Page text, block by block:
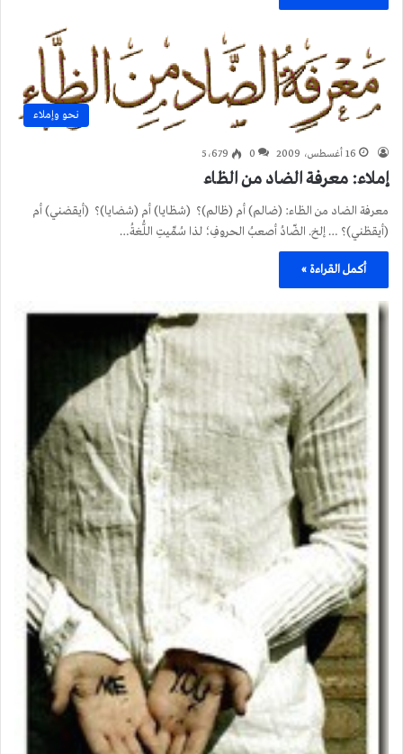
نحو وإملاء
16 أغسطس، 2009 0 5٬679
إملاء: معرفة الضاد من الظاء
معرفة الضاد من الظاء: (ضالم) أم (ظالم)؟ (شظايا) أم (شضايا)؟ (أيقضني) أم
(أيقظني)؟ … إلخ. الضّادُ أصعبُ الحروفِ؛ لذا سُمِّيتِ اللُّغةُ…
أكمل القراءة »